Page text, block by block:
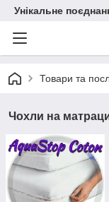
Унікальне
Товари та
Чохли на